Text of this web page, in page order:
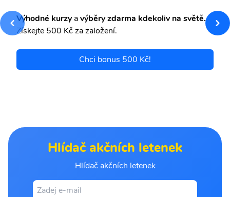
Výhodné kurzyavýběry zdarma kdekoliv na světě.
Získejte 500 Kč za založení.
Chci bonus 500 Kč!
Hlídač akčních letenek
Hlídač akčních letenek